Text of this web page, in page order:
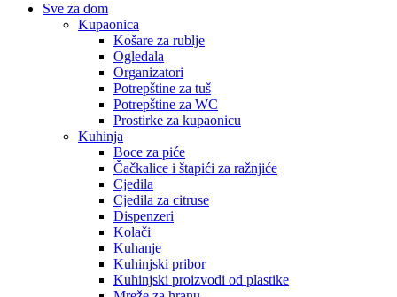
Sve za dom
Kupaonica
Košare za rublje
Ogledala
Organizatori
Potrepštine za tuš
Potrepštine za WC
Prostirke za kupaonicu
Kuhinja
Boce za piće
Čačkalice i štapići za ražnjiće
Cjedila
Cjedila za citruse
Dispenzeri
Kolači
Kuhanje
Kuhinjski pribor
Kuhinjski proizvodi od plastike